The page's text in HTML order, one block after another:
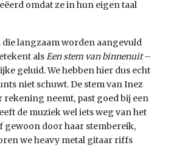
omdat ze in hun eigen taal
langzaam worden aangevuld
alsEen stem van binnenuit–
geluid. We hebben hier dus echt
niet schuwt. De stem van Inez
rekening neemt, past goed bij een
de muziek wel iets weg van het
gewoon door haar stembereik,
we heavy metal gitaar riffs